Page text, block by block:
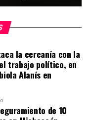
la cercanía con la
trabajo político, en
Alanís en
de 10